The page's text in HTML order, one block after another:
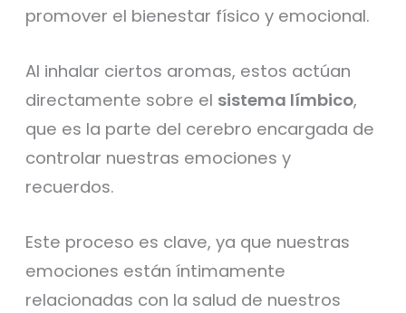
promover el bienestar físico y emocional.
Al inhalar ciertos aromas, estos actúan
directamente sobre el sistema límbico,
que es la parte del cerebro encargada de
controlar nuestras emociones y
recuerdos.
Este proceso es clave, ya que nuestras
emociones están íntimamente
relacionadas con la salud de nuestros